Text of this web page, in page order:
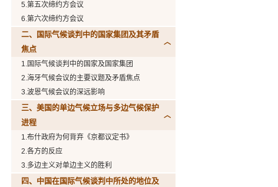
5.第五次缔约方会议
6.第六次缔约方会议
二、国际气候谈判中的国家集团及其矛盾
焦点
1.国际气候谈判中的国家及国家集团
2.海牙气候会议的主要议题及矛盾焦点
3.波恩气候会议的深远影响
三、美国的单边气候立场与多边气候保护
进程
1.布什政府为何背弃《京都议定书》
2.各方的反应
3.多边主义对单边主义的胜利
四、中国在国际气候谈判中所处的地位及